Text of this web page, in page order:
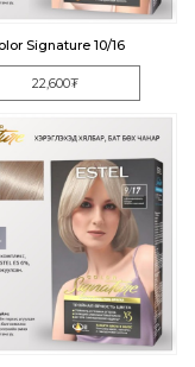
Signature 10/16
22,600₮